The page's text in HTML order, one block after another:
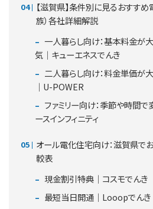
【滋賀県】条件別に見るおすすめ
族）各社詳細解説
一人暮らし向け：基本料金が
気｜キューエネスでんき
二人暮らし向け：料金単価が
｜U-POWER
ファミリー向け：季節や時間
ースインフィニティ
オール電化住宅向け：滋賀県で
較表
現金割引特典｜コスモでんき
最短当日開通｜Looopでんき